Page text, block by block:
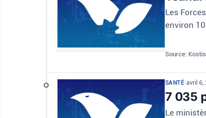
Les
environ
Source:
SANTÉ•avril 6,
7 035
Le